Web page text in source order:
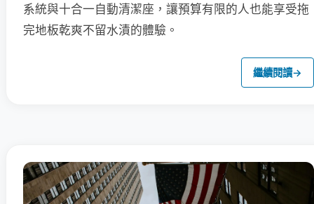
系統與十合一自動清潔座，讓預算有限的人也能享受拖
完地板乾爽不留水漬的體驗。
繼續閱讀→